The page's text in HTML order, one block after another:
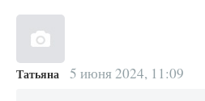
Татьяна 5 июня 2024, 11:09